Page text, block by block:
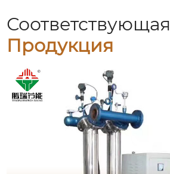
Соответствующая
Продукция